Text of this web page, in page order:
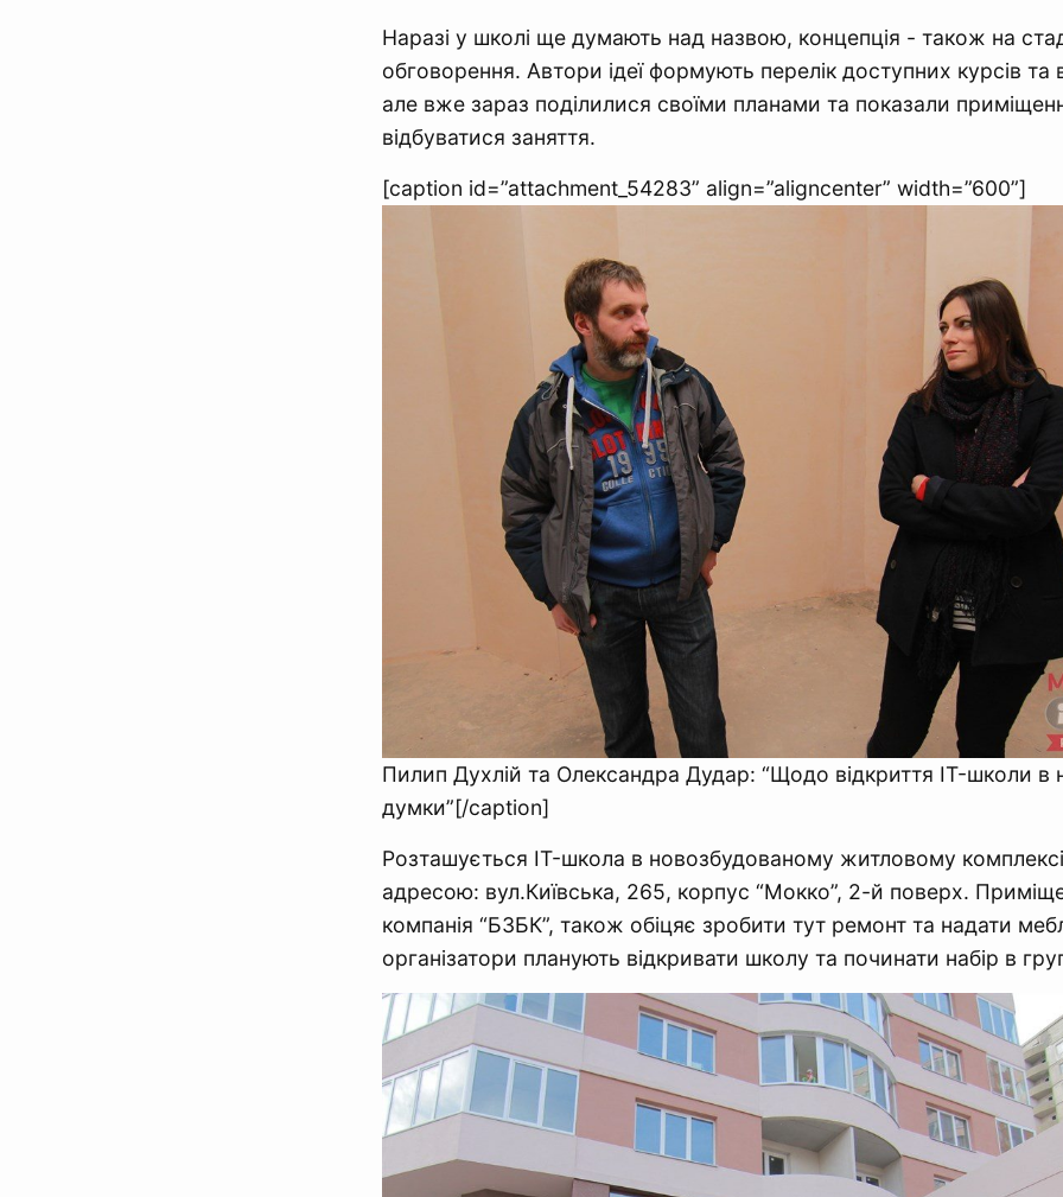
Наразі у школі ще думають над назвою, концепція - також на
обговорення. Автори ідеї формують перелік доступних курсів та
але вже зараз поділилися своїми планами та показали
відбуватися заняття.
[caption id=”attachment_54283” align=”aligncenter” width=”600”]
Пилип Духлій та Олександра Дудар: “Щодо відкриття IT-школи в
думки”[/caption]
Розташується IT-школа в новозбудованому житловому
адресою: вул.Київська, 265, корпус “Мокко”, 2-й поверх.
компанія “БЗБК”, також обіцяє зробити тут ремонт та надати
організатори планують відкривати школу та починати набір в